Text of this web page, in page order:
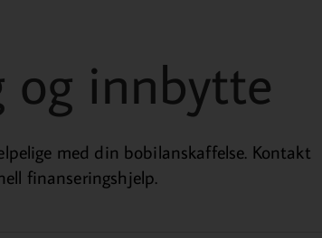
og innbytte
med din bobilanskaffelse. Kontakt
finanseringshjelp.